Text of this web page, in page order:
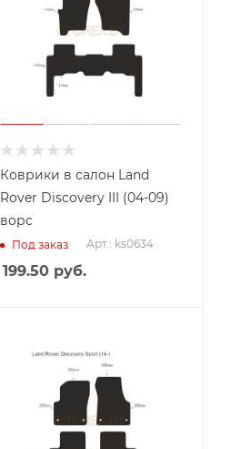
Коврики в салон Land
Rover Discovery III (04-09)
ворс
Под заказ Арт.: ks0634
199.50руб.